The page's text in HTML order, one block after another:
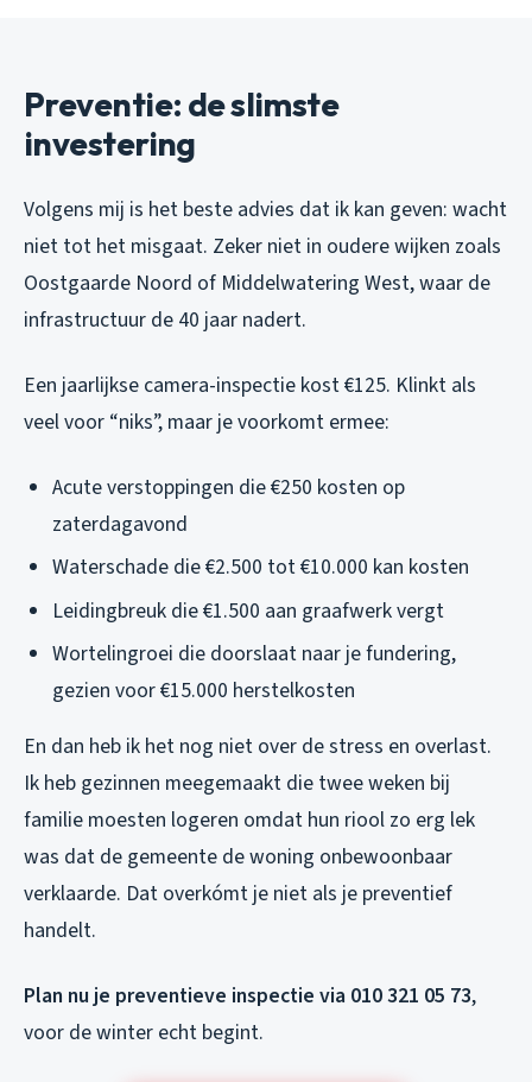
Preventie: de slimste
investering
Volgens mij is het beste advies dat ik kan geven: wacht
niet tot het misgaat. Zeker niet in oudere wijken zoals
Oostgaarde Noord of Middelwatering West, waar de
infrastructuur de 40 jaar nadert.
Een jaarlijkse camera-inspectie kost €125. Klinkt als
veel voor “niks”, maar je voorkomt ermee:
Acute verstoppingen die €250 kosten op
zaterdagavond
Waterschade die €2.500 tot €10.000 kan kosten
Leidingbreuk die €1.500 aan graafwerk vergt
Wortelingroei die doorslaat naar je fundering,
gezien voor €15.000 herstelkosten
En dan heb ik het nog niet over de stress en overlast.
Ik heb gezinnen meegemaakt die twee weken bij
familie moesten logeren omdat hun riool zo erg lek
was dat de gemeente de woning onbewoonbaar
verklaarde. Dat overkómt je niet als je preventief
handelt.
Plan nu je preventieve inspectie via 010 321 05 73,
voor de winter echt begint.